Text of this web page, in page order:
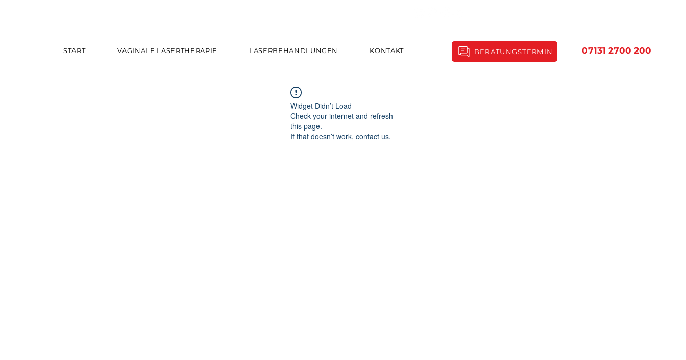
START VAGINALE LASERTHERAPIE LASERBEHANDLUNGEN KONTAKT BERATUNGSTERMIN 07131 2700 200
Widget Didn’t Load
Check your internet and refresh
this page.
If that doesn’t work, contact us.